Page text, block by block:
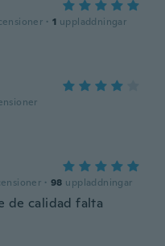
· 1 uppladdningar
· 98 uppladdningar
de calidad falta